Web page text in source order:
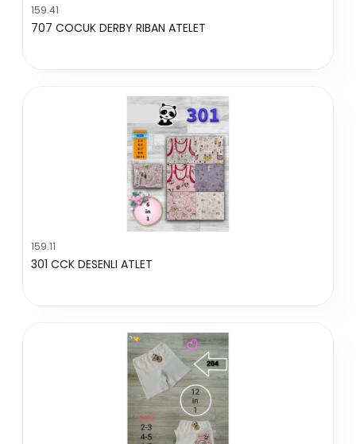
159.41
707 COCUK DERBY RIBAN ATELET
159.11
301 CCK DESENLI ATLET